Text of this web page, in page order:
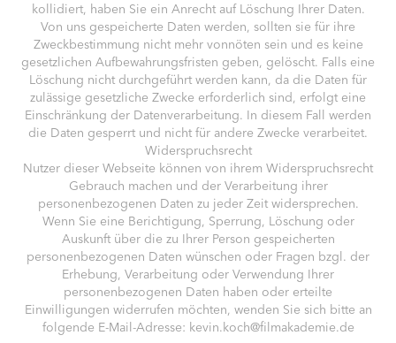
kollidiert, haben Sie ein Anrecht auf Löschung Ihrer Daten.
Von uns gespeicherte Daten werden, sollten sie für ihre
Zweckbestimmung nicht mehr vonnöten sein und es keine
gesetzlichen Aufbewahrungsfristen geben, gelöscht. Falls eine
Löschung nicht durchgeführt werden kann, da die Daten für
zulässige gesetzliche Zwecke erforderlich sind, erfolgt eine
Einschränkung der Datenverarbeitung. In diesem Fall werden
die Daten gesperrt und nicht für andere Zwecke verarbeitet.
Widerspruchsrecht
Nutzer dieser Webseite können von ihrem Widerspruchsrecht
Gebrauch machen und der Verarbeitung ihrer
personenbezogenen Daten zu jeder Zeit widersprechen.
Wenn Sie eine Berichtigung, Sperrung, Löschung oder
Auskunft über die zu Ihrer Person gespeicherten
personenbezogenen Daten wünschen oder Fragen bzgl. der
Erhebung, Verarbeitung oder Verwendung Ihrer
personenbezogenen Daten haben oder erteilte
Einwilligungen widerrufen möchten, wenden Sie sich bitte an
folgende E-Mail-Adresse: kevin.koch@filmakademie.de